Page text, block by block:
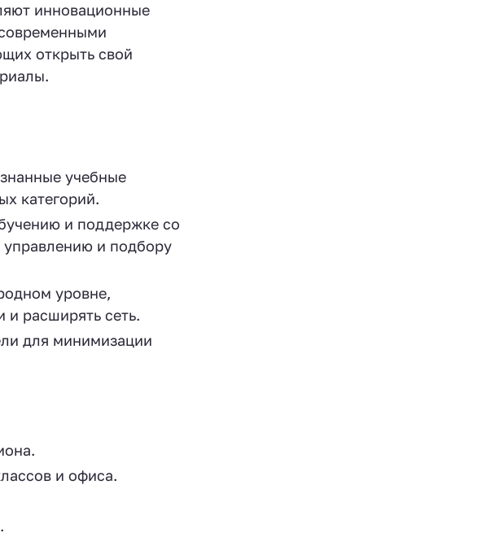
инновационные
открыть свой
учебные
категорий.
и поддержке со
управлению и подбору
уровне,
и расширять сеть.
для минимизации
и офиса.